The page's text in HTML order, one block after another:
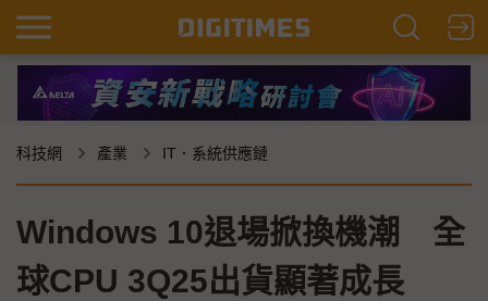
科技網 產業 IT．系統供應鏈
Windows 10退場掀換機潮 全
球CPU 3Q25出貨顯著成長